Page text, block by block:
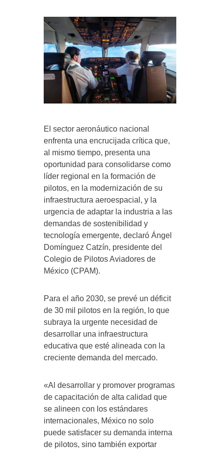
El sector aeronáutico nacional
enfrenta una encrucijada crítica que,
al mismo tiempo, presenta una
oportunidad para consolidarse como
líder regional en la formación de
pilotos, en la modernización de su
infraestructura aeroespacial, y la
urgencia de adaptar la industria a las
demandas de sostenibilidad y
tecnología emergente, declaró Ángel
Domínguez Catzín, presidente del
Colegio de Pilotos Aviadores de
México (CPAM).
Para el año 2030, se prevé un déficit
de 30 mil pilotos en la región, lo que
subraya la urgente necesidad de
desarrollar una infraestructura
educativa que esté alineada con la
creciente demanda del mercado.
«Al desarrollar y promover programas
de capacitación de alta calidad que
se alineen con los estándares
internacionales, México no solo
puede satisfacer su demanda interna
de pilotos, sino también exportar